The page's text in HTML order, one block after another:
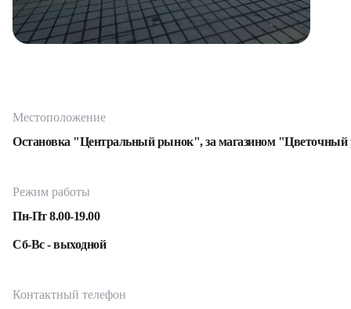
Местоположение
Остановка "Центральный рынок", за магазином "Цветочный
Режим работы
Пн-Пт 8.00-19.00
Сб-Вс - выходной
Контактный телефон